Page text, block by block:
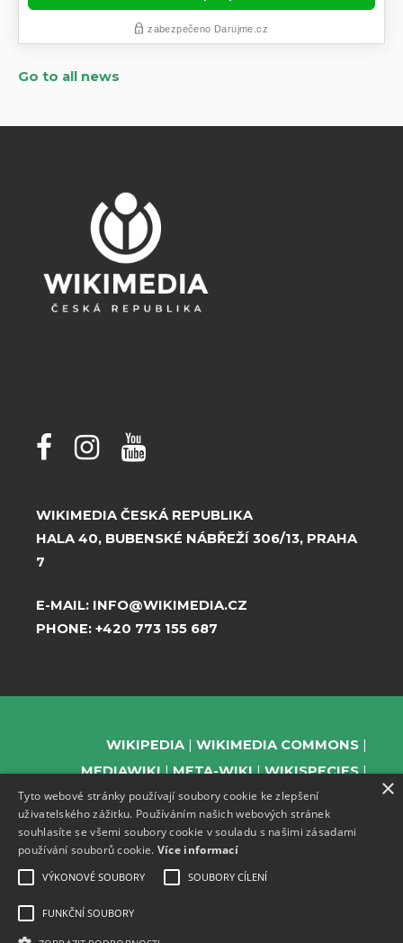
Go to all news
WIKIMEDIA ČESKÁ REPUBLIKA
HALA 40, BUBENSKÉ NÁBŘEŽÍ 306/13, PRAHA
7
E-MAIL: INFO@WIKIMEDIA.CZ
PHONE: +420 773 155 687
WIKIPEDIA
WIKIMEDIA COMMONS
MEDIAWIKI
META-WIKI
WIKISPECIES
WIKIBOOKS
WIKIDATA
WIKIMANIA
WIKISOURCE
WIKIVERSITY
×
Tyto webové stránky používají soubory cookie ke zlepšení
uživatelského zážitku. Používáním našich webových stránek
souhlasíte se všemi soubory cookie v souladu s našimi zásadami
používání souborů cookie. Více informací
VÝKONOVÉ SOUBORY SOUBORY CÍLENÍ
FUNKČNÍ SOUBORY